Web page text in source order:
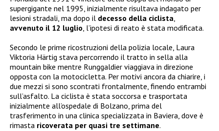
supergigante nel 1995, inizialmente risultava indagato per
lesioni stradali, ma dopo il decesso della ciclista,
avvenuto il 12 luglio, l’ipotesi di reato è stata modificata.
Secondo le prime ricostruzioni della polizia locale, Laura
Viktoria Härtig stava percorrendo il tratto in sella alla
mountain bike mentre Runggaldier viaggiava in direzione
opposta con la motocicletta. Per motivi ancora da chiarire, i
due mezzi si sono scontrati frontalmente, finendo entrambi
sull’asfalto. La ciclista è stata soccorsa e trasportata
inizialmente all’ospedale di Bolzano, prima del
trasferimento in una clinica specializzata in Baviera, dove è
rimasta ricoverata per quasi tre settimane.